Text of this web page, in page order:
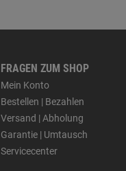
FRAGEN ZUM SHOP
Mein Konto
Bestellen | Bezahlen
Versand | Abholung
Garantie | Umtausch
Servicecenter